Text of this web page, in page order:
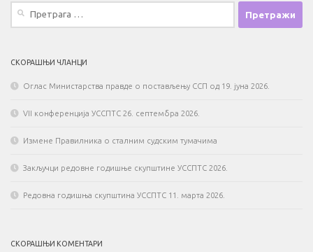
СКОРАШЊИ ЧЛАНЦИ
Оглас Министарства правде о постављењу ССП од 19. јуна 2026.
VII конференција УССПТС 26. септембра 2026.
Измене Правилника о сталним судским тумачима
Закључци редовне годишње скупштине УССПТС 2026.
Редовна годишња скупштина УССПТС 11. марта 2026.
СКОРАШЊИ КОМЕНТАРИ